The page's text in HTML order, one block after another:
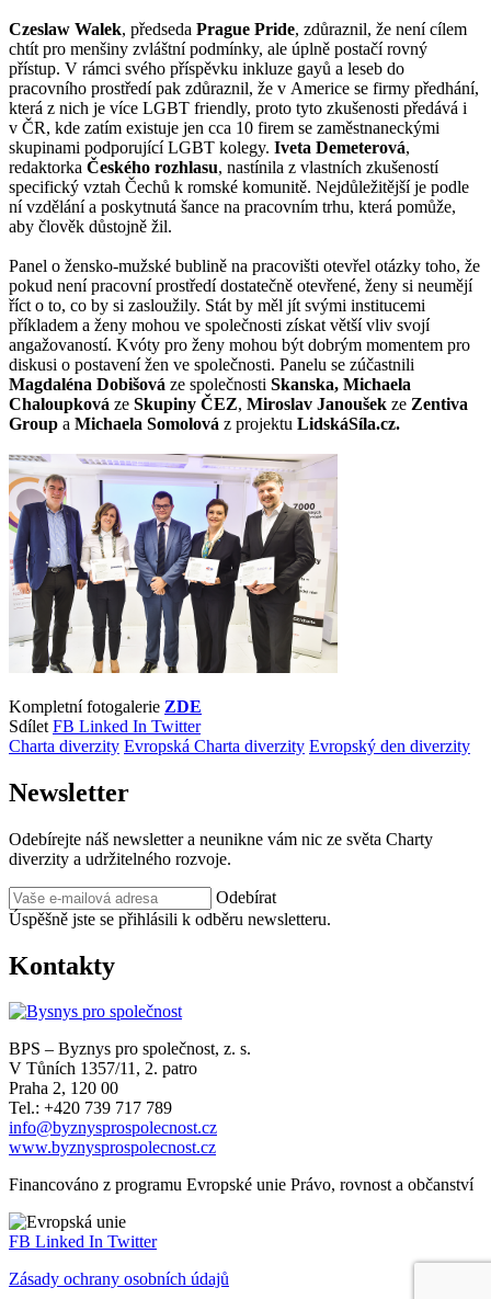
Czeslaw Walek, předseda Prague Pride, zdůraznil, že není cílem
chtít pro menšiny zvláštní podmínky, ale úplně postačí rovný
přístup. V rámci svého příspěvku inkluze gayů a leseb do
pracovního prostředí pak zdůraznil, že v Americe se firmy předhání,
která z nich je více LGBT friendly, proto tyto zkušenosti předává i
v ČR, kde zatím existuje jen cca 10 firem se zaměstnaneckými
skupinami podporující LGBT kolegy. Iveta Demeterová,
redaktorka Českého rozhlasu, nastínila z vlastních zkušeností
specifický vztah Čechů k romské komunitě. Nejdůležitější je podle
ní vzdělání a poskytnutá šance na pracovním trhu, která pomůže,
aby člověk důstojně žil.
Panel o žensko-mužské bublině na pracovišti otevřel otázky toho, že
pokud není pracovní prostředí dostatečně otevřené, ženy si neumějí
říct o to, co by si zasloužily. Stát by měl jít svými institucemi
příkladem a ženy mohou ve společnosti získat větší vliv svojí
angažovaností. Kvóty pro ženy mohou být dobrým momentem pro
diskusi o postavení žen ve společnosti. Panelu se zúčastnili
Magdaléna Dobišová ze společnosti Skanska, Michaela
Chaloupková ze Skupiny ČEZ, Miroslav Janoušek ze Zentiva
Group a Michaela Somolová z projektu LidskáSíla.cz.
Kompletní fotogalerie ZDE
Sdílet FB Linked In Twitter
Charta diverzity Evropská Charta diverzity Evropský den diverzity
Newsletter
Odebírejte náš newsletter a neunikne vám nic ze světa Charty
diverzity a udržitelného rozvoje.
Odebírat
Úspěšně jste se přihlásili k odběru newsletteru.
Kontakty
BPS – Byznys pro společnost, z. s.
V Tůních 1357/11, 2. patro
Praha 2, 120 00
Tel.: +420 739 717 789
info@byznysprospolecnost.cz
www.byznysprospolecnost.cz
Financováno z programu Evropské unie Právo, rovnost a občanství
FB Linked In Twitter
Zásady ochrany osobních údajů